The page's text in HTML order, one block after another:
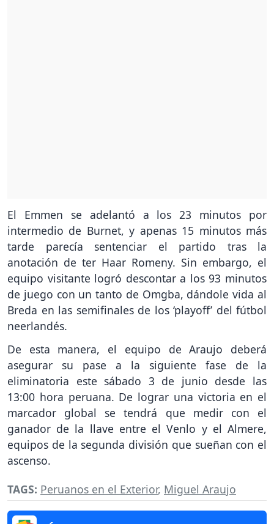
El Emmen se adelantó a los 23 minutos por
intermedio de Burnet, y apenas 15 minutos más
tarde parecía sentenciar el partido tras la
anotación de ter Haar Romeny. Sin embargo, el
equipo visitante logró descontar a los 93 minutos
de juego con un tanto de Omgba, dándole vida al
Breda en las semifinales de los ‘playoff’ del fútbol
neerlandés.
De esta manera, el equipo de Araujo deberá
asegurar su pase a la siguiente fase de la
eliminatoria este sábado 3 de junio desde las
13:00 hora peruana. De lograr una victoria en el
marcador global se tendrá que medir con el
ganador de la llave entre el Venlo y el Almere,
equipos de la segunda división que sueñan con el
ascenso.
TAGS: Peruanos en el Exterior, Miguel Araujo